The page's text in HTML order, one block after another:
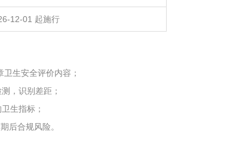
12-01 起施行
生安全评价内容；
，识别差距；
生指标；
后合规风险。